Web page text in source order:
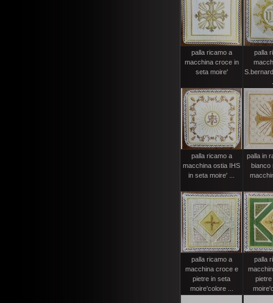
palla ricamo a
macchina croce in
seta moire'
palla
palla ricamo a
macchina ostia IHS
in seta moire' ...
palla in
bianco
palla ricamo a
macchina croce e
pietre in seta
moire'colore ...
palla